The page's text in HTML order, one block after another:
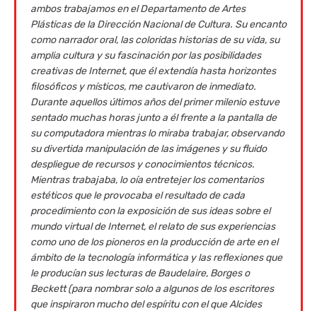
ambos trabajamos en el Departamento de Artes
Plásticas de la Dirección Nacional de Cultura. Su encanto
como narrador oral, las coloridas historias de su vida, su
amplia cultura y su fascinación por las posibilidades
creativas de Internet, que él extendía hasta horizontes
filosóficos y místicos, me cautivaron de inmediato.
Durante aquellos últimos años del primer milenio estuve
sentado muchas horas junto a él frente a la pantalla de
su computadora mientras lo miraba trabajar, observando
su divertida manipulación de las imágenes y su fluido
despliegue de recursos y conocimientos técnicos.
Mientras trabajaba, lo oía entretejer los comentarios
estéticos que le provocaba el resultado de cada
procedimiento con la exposición de sus ideas sobre el
mundo virtual de Internet, el relato de sus experiencias
como uno de los pioneros en la producción de arte en el
ámbito de la tecnología informática y las reflexiones que
le producían sus lecturas de Baudelaire, Borges o
Beckett (para nombrar solo a algunos de los escritores
que inspiraron mucho del espíritu con el que Alcides